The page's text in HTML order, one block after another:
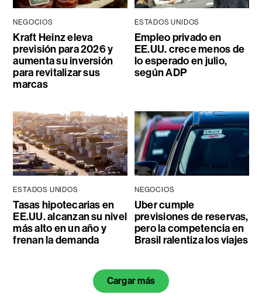
NEGOCIOS
Kraft Heinz eleva
previsión para 2026 y
aumenta su inversión
para revitalizar sus
marcas
ESTADOS UNIDOS
Empleo privado en
EE.UU. crece menos de
lo esperado en julio,
según ADP
ESTADOS UNIDOS
Tasas hipotecarias en
EE.UU. alcanzan su nivel
más alto en un año y
frenan la demanda
NEGOCIOS
Uber cumple
previsiones de reservas,
pero la competencia en
Brasil ralentiza los viajes
Cargar más